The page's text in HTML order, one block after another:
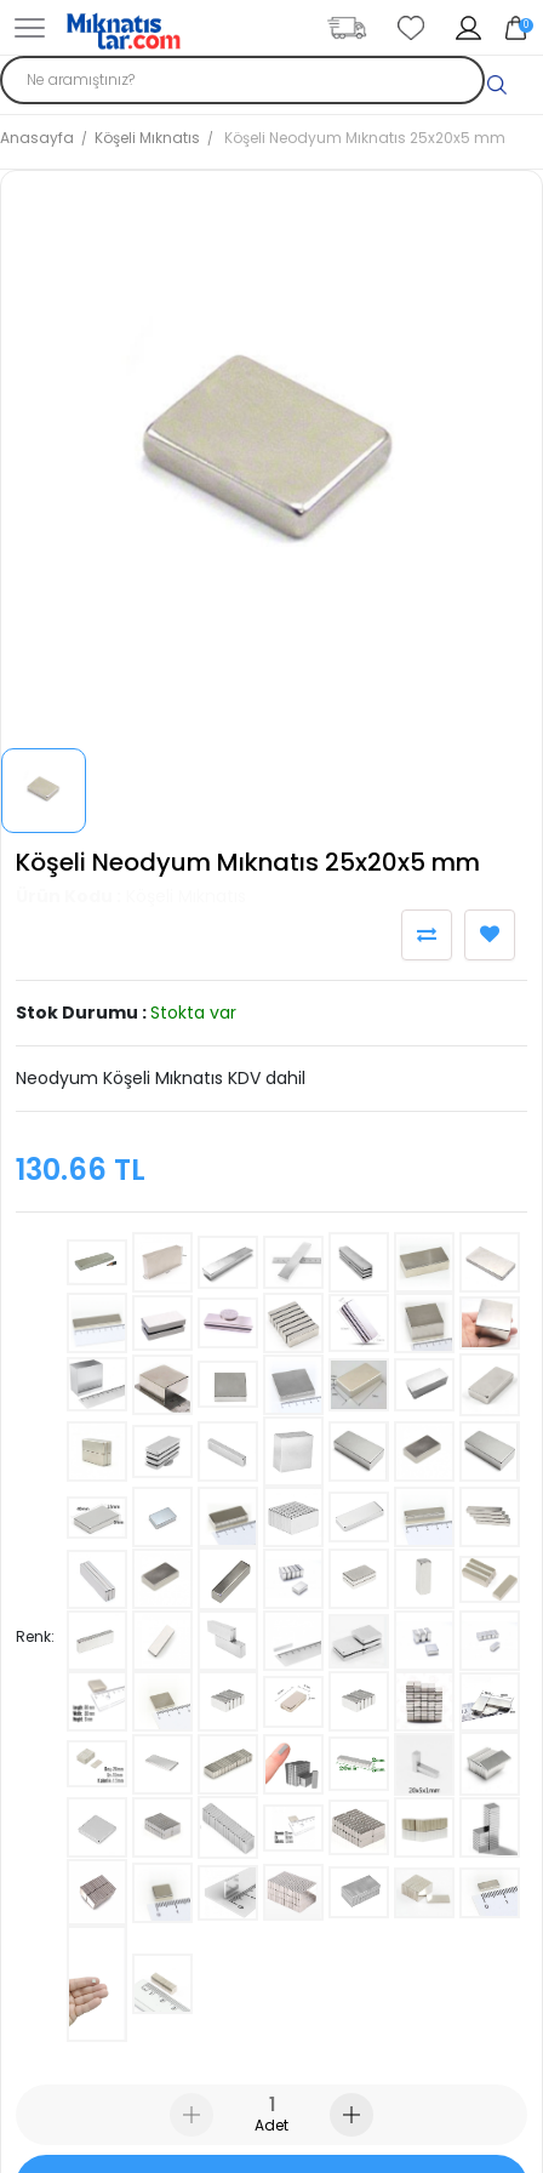
0
Anasayfa Köşeli Mıknatıs Köşeli Neodyum Mıknatıs 25x20x5 mm
Köşeli Neodyum Mıknatıs 25x20x5 mm
Stok Durumu :Stokta var
Neodyum Köşeli Mıknatıs KDV dahil
130.66 TL
Renk:
Adet